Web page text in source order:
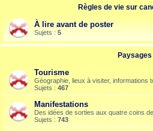
Règles de vie sur
À lire avant de poster
Sujets : 5
Paysages
Tourisme
Géographie, lieux à visiter, informations
Sujets : 467
Manifestations
Des idées de sorties aux quatre coins
Sujets : 743